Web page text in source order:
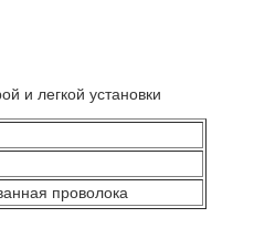
и легкой установки
проволока